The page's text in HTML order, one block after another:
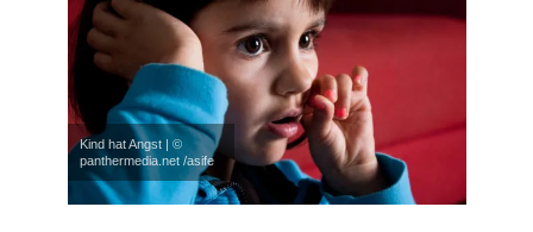
Kind hat Angst | ©
panthermedia.net /asife